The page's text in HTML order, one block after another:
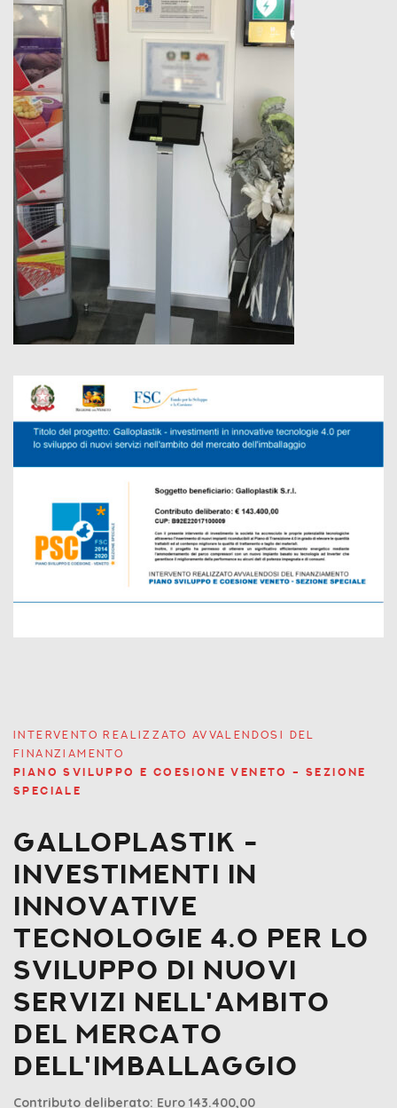
INTERVENTO REALIZZATO AVVALENDOSI DEL
FINANZIAMENTO
PIANO SVILUPPO E COESIONE VENETO – SEZIONE
SPECIALE
Galloplastik -
investimenti in
innovative
tecnologie 4.0 per lo
sviluppo di nuovi
servizi nell'ambito
del mercato
dell'imballaggio
Contributo deliberato: Euro 143.400,00